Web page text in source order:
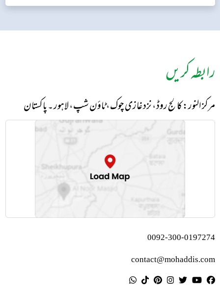
رابطہ کریں
مرکز النور: کالج روڈ، نزد غازی چوک، ٹاؤن شپ، لاہور ۔ پاکستان
0092-300-0197274
contact@mohaddis.com